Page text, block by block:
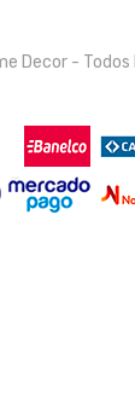
Decor - Todos